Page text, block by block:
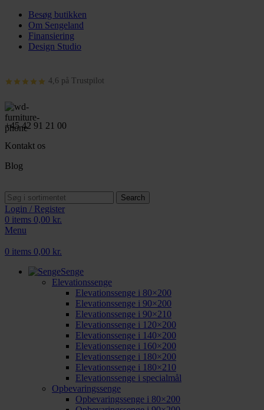
Besøg butikken
Om Sengeland
Finansiering
Design Studio
4,6 på Trustpilot
+45 42 91 21 00
Kontakt os
Blog
Search
Login / Register
0 items 0,00 kr.
Menu
0 items 0,00 kr.
Senge
Elevationssenge
Elevationssenge i 80×200
Elevationssenge i 90×200
Elevationssenge i 90×210
Elevationssenge i 120×200
Elevationssenge i 140×200
Elevationssenge i 160×200
Elevationssenge i 180×200
Elevationssenge i 180×210
Elevationssenge i specialmål
Opbevaringssenge
Opbevaringssenge i 80×200